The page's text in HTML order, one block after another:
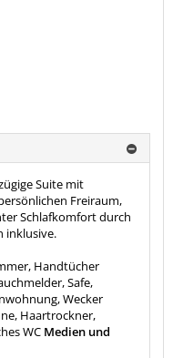
Suite mit
Freiraum,
Schlafkomfort durch
inklusive.
Handtücher
Safe,
Wecker
Haartrockner,
WC Medien und